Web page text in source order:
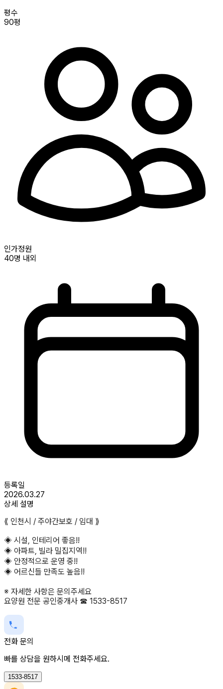
평수
90평
인가정원
40명 내외
등록일
2026.03.27
상세 설명
⟪ 인천시 / 주야간보호 / 임대 ⟫
◈ 시설, 인테리어 좋음!!
◈ 아파트, 빌라 밀집지역!!
◈ 안정적으로 운영 중!!
◈ 어르신들 만족도 높음!!
※ 자세한 사항은 문의주세요
요양원 전문 공인중개사 ☎ 1533-8517
전화 문의
빠를 상담을 원하시메 전화주세요.
1533-8517